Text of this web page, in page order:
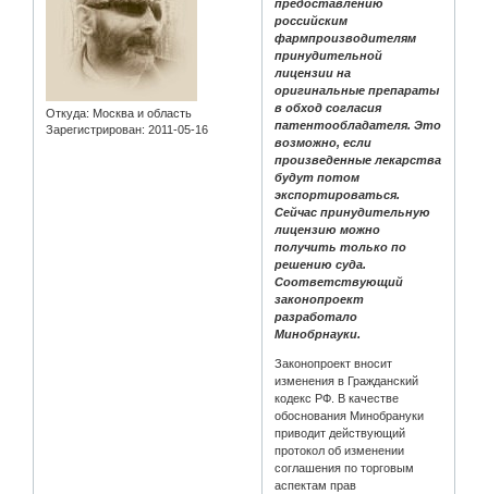
Откуда: Москва и область
Зарегистрирован: 2011-05-16
предоставлению
российским
фармпроизводителям
принудительной
лицензии на
оригинальные препараты
в обход согласия
патентообладателя. Это
возможно, если
произведенные лекарства
будут потом
экспортироваться.
Сейчас принудительную
лицензию можно
получить только по
решению суда.
Соответствующий
законопроект
разработало
Минобрнауки.
Законопроект вносит
изменения в Гражданский
кодекс РФ. В качестве
обоснования Минобрануки
приводит действующий
протокол об изменении
соглашения по торговым
аспектам прав